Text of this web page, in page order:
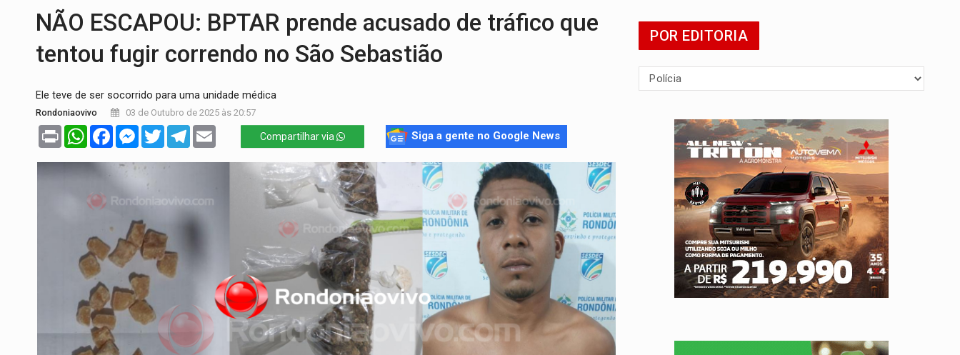
NÃO ESCAPOU: BPTAR prende acusado de tráfico que
tentou fugir correndo no São Sebastião
Ele teve de ser socorrido para uma unidade médica
Rondoniaovivo 03 de Outubro de 2025 às 20:57
Print WhatsAppFacebookMessenger
TwitterTelegram Compartilhar via Siga a gente no Google News
POR EDITORIA